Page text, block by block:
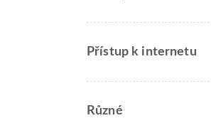
Přístup k internetu
Různé